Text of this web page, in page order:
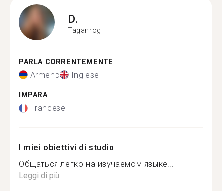
D.
Taganrog
PARLA CORRENTEMENTE
Armeno Inglese
IMPARA
Francese
I miei obiettivi di studio
Общаться легко на изучаемом языке...
Leggi di più